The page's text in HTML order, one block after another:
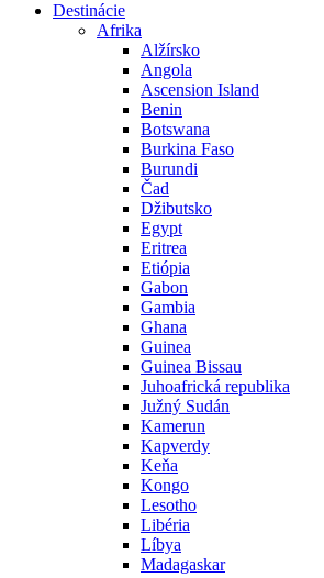
Destinácie
Afrika
Alžírsko
Angola
Ascension Island
Benin
Botswana
Burkina Faso
Burundi
Čad
Džibutsko
Egypt
Eritrea
Etiópia
Gabon
Gambia
Ghana
Guinea
Guinea Bissau
Juhoafrická republika
Južný Sudán
Kamerun
Kapverdy
Keňa
Kongo
Lesotho
Libéria
Líbya
Madagaskar